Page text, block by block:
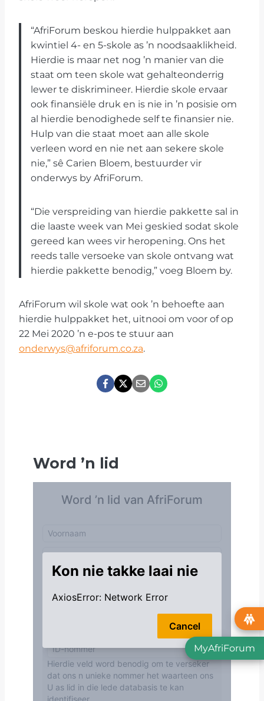
“AfriForum beskou hierdie hulppakket aan
kwintiel 4- en 5-skole as ’n noodsaaklikheid.
Hierdie is maar net nog ’n manier van die
staat om teen skole wat gehalteonderrig
lewer te diskrimineer. Hierdie skole ervaar
ook finansiële druk en is nie in ’n posisie om
al hierdie benodighede self te finansier nie.
Hulp van die staat moet aan alle skole
verleen word en nie net aan sekere skole
nie,” sê Carien Bloem, bestuurder vir
onderwys by AfriForum.
“Die verspreiding van hierdie pakkette sal in
die laaste week van Mei geskied sodat skole
gereed kan wees vir heropening. Ons het
reeds talle versoeke van skole ontvang wat
hierdie pakkette benodig,” voeg Bloem by.
AfriForum wil skole wat ook ’n behoefte aan
hierdie hulppakket het, uitnooi om voor of op
22 Mei 2020 ’n e-pos te stuur aan
onderwys@afriforum.co.za.
Word ’n lid
MyAfriForum